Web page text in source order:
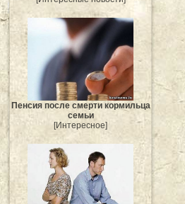
Пенсия после смерти кормильца
семьи
[Интересное]